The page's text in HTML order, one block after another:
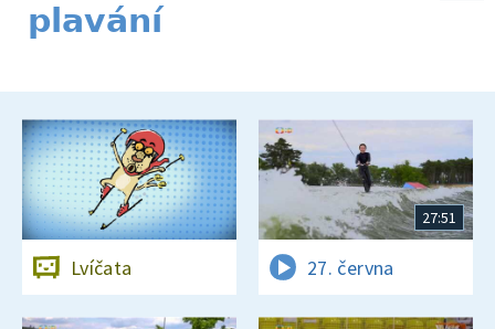
plavání
Lvíčata
27:51
27. června